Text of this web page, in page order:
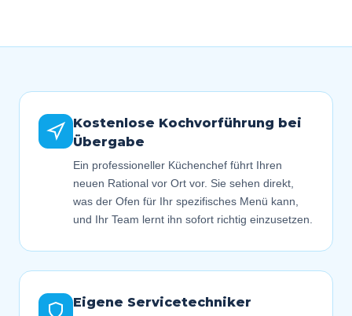
Eigene Servicetechniker
Kostenlose Kochvorführung bei
Übergabe
Ein professioneller Küchenchef führt Ihren
neuen Rational vor Ort vor. Sie sehen direkt,
was der Ofen für Ihr spezifisches Menü kann,
und Ihr Team lernt ihn sofort richtig einzusetzen.